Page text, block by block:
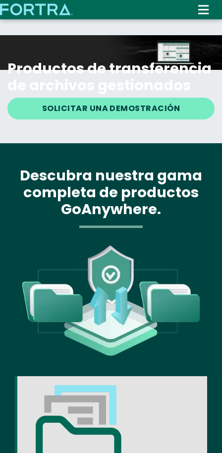
to
Productos de transferencia
SOLICITAR UNA DEMOSTRACIÓN
Descubra nuestra gama
completa de productos
GoAnywhere.